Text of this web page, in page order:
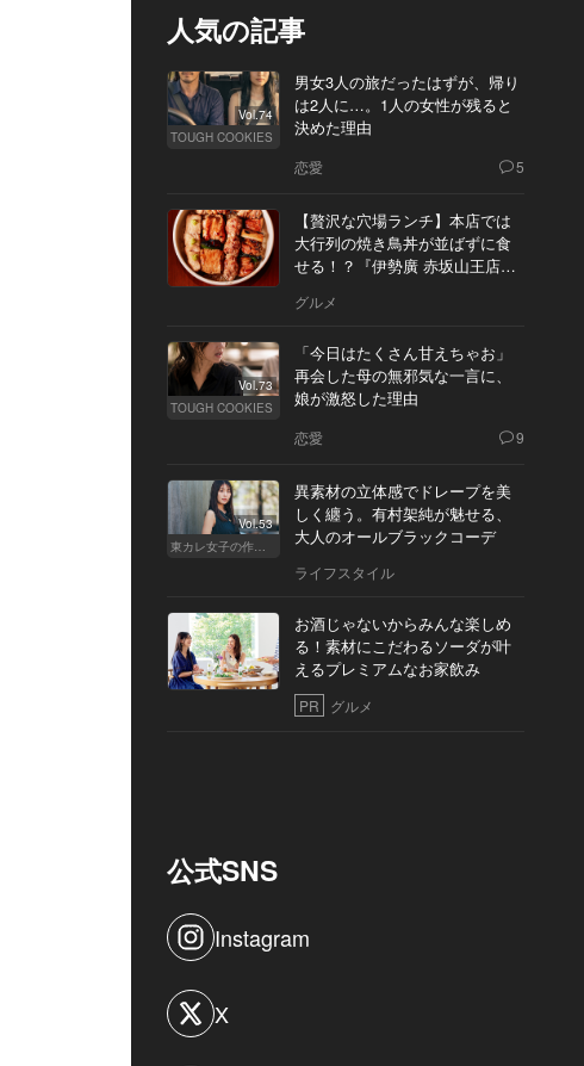
人気の記事
Vol.74
TOUGH COOKIES
男女3人の旅だったはずが、帰り
は2人に…。1人の女性が残ると
決めた理由
恋愛 5
【贅沢な穴場ランチ】本店では
大行列の焼き鳥丼が並ばずに食
せる！？『伊勢廣 赤坂山王店』
グルメ
Vol.73
TOUGH COOKIES
「今日はたくさん甘えちゃお」
再会した母の無邪気な一言に、
娘が激怒した理由
恋愛 9
Vol.53
東カレ女子の作り方
異素材の立体感でドレープを美
しく纏う。有村架純が魅せる、
大人のオールブラックコーデ
ライフスタイル
お酒じゃないからみんな楽しめ
る！素材にこだわるソーダが叶
えるプレミアムなお家飲み
PR グルメ
公式SNS
Instagram
X